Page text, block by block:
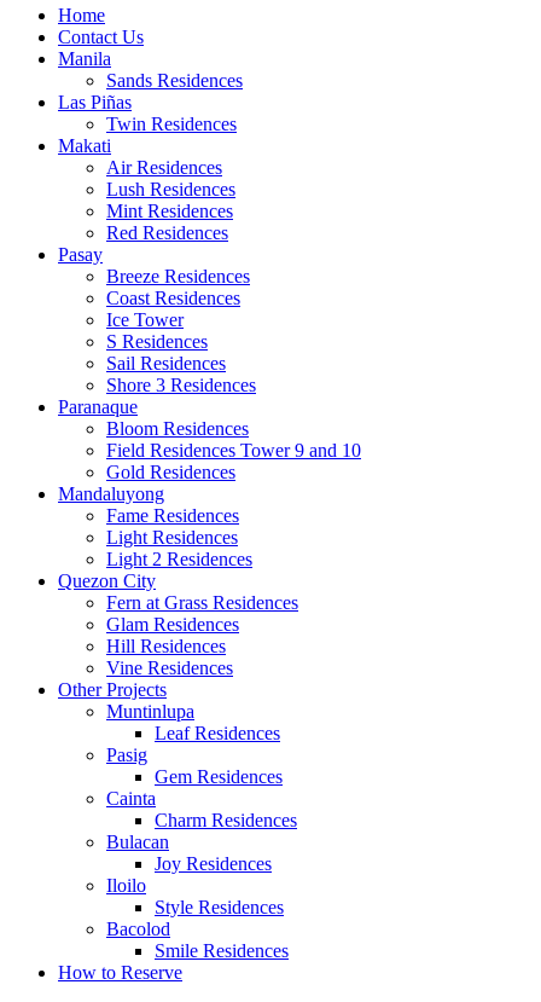
Home
Contact Us
Manila
Sands Residences
Las Piñas
Twin Residences
Makati
Air Residences
Lush Residences
Mint Residences
Red Residences
Pasay
Breeze Residences
Coast Residences
Ice Tower
S Residences
Sail Residences
Shore 3 Residences
Paranaque
Bloom Residences
Field Residences Tower 9 and 10
Gold Residences
Mandaluyong
Fame Residences
Light Residences
Light 2 Residences
Quezon City
Fern at Grass Residences
Glam Residences
Hill Residences
Vine Residences
Other Projects
Muntinlupa
Leaf Residences
Pasig
Gem Residences
Cainta
Charm Residences
Bulacan
Joy Residences
Iloilo
Style Residences
Bacolod
Smile Residences
How to Reserve